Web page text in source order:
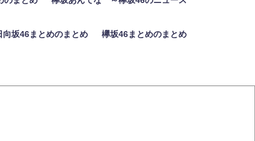
向坂46まとめのまとめ 欅坂46まとめのまとめ